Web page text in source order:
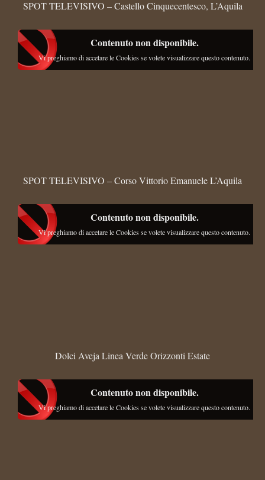
SPOT TELEVISIVO – Castello Cinquecentesco, L’Aquila
Contenuto non disponibile.
Vi preghiamo di accetare le Cookies se volete visualizzare questo contenuto.
SPOT TELEVISIVO – Corso Vittorio Emanuele L’Aquila
Contenuto non disponibile.
Vi preghiamo di accetare le Cookies se volete visualizzare questo contenuto.
Dolci Aveja Linea Verde Orizzonti Estate
Contenuto non disponibile.
Vi preghiamo di accetare le Cookies se volete visualizzare questo contenuto.